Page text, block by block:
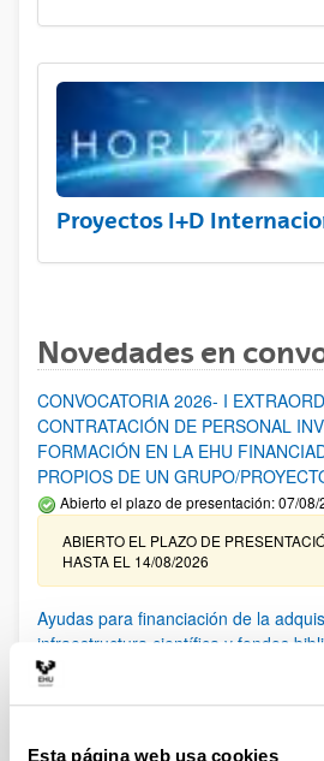
Esta página web usa cookies
Proyectos I+D
Novedades en
CONVOCATORIA 2026- I
CONTRATACIÓN DE PERSONAL
FORMACIÓN EN LA EHU
PROPIOS DE UN GRUPO/
Abierto el plazo de presentación: 07/
ABIERTO EL PLAZO DE
HASTA EL 14/08/2026
Ayudas para financiación de la
infraestructura científica y fondos
UPV/EHU 2026
solicitudes admitidas y excluidas. 23/03/